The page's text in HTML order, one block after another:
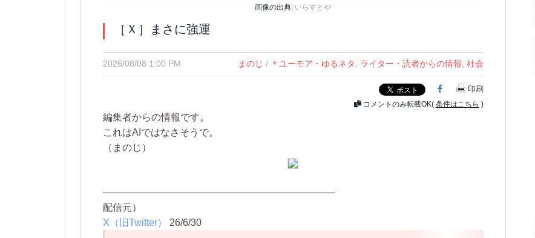
画像の出典: いらすとや
［Ｘ］まさに強運
2026/08/08 1:00 PM まのじ / ＊ユーモア・ゆるネタ ライター・読者からの情報 社会
Facebook
印刷
コメントのみ転載OK( 条件はこちら )
編集者からの情報です。
これはAIではなさそうで。
（まのじ）
————————————————————————
配信元）
X（旧Twitter）
26/6/30